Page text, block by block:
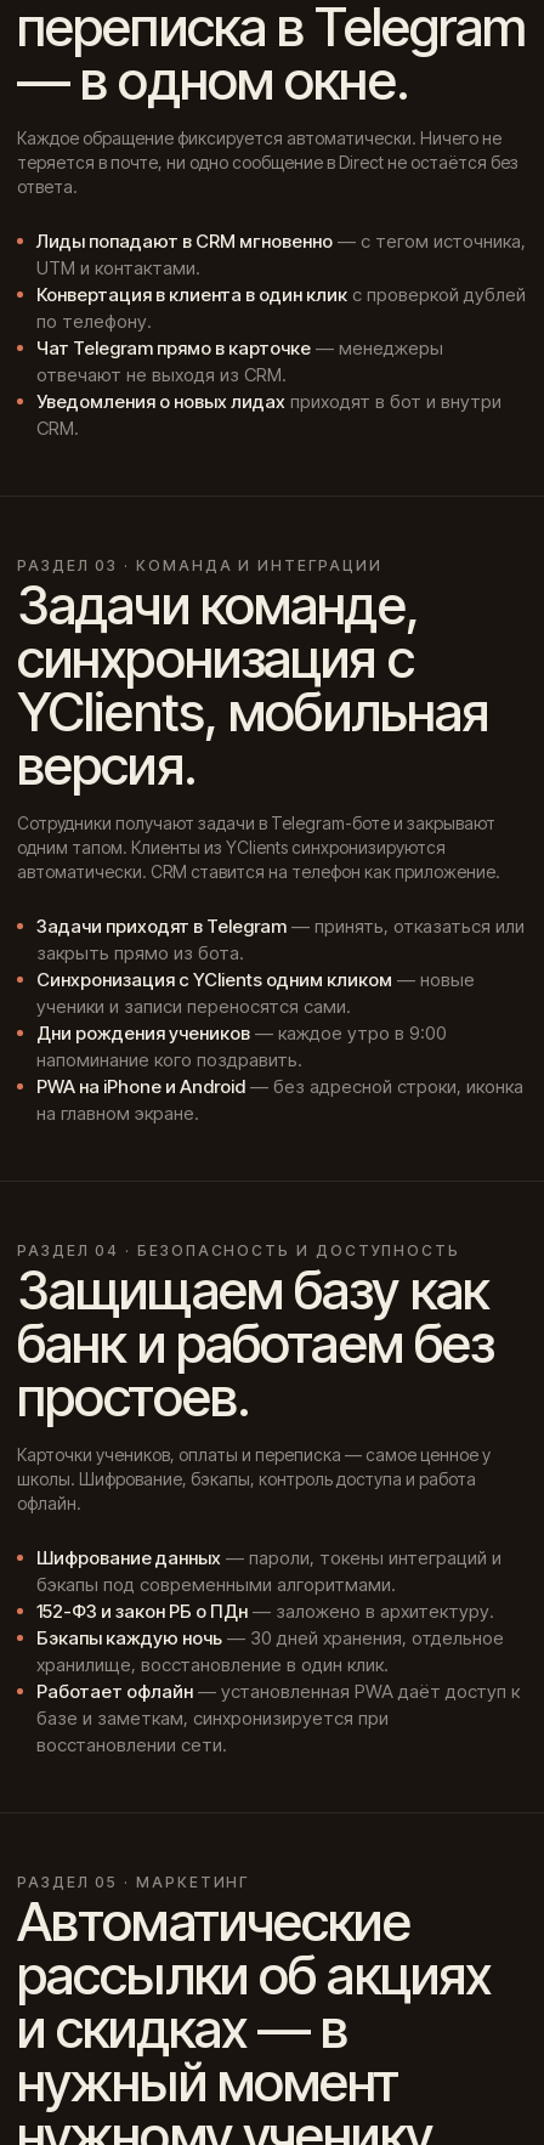
переписка в Telegram
— в одном окне.
Каждое обращение фиксируется автоматически. Ничего не
теряется в почте, ни одно сообщение в Direct не остаётся без
ответа.
Лиды попадают в CRM мгновенно — с тегом источника,
UTM и контактами.
Конвертация в клиента в один клик с проверкой дублей
по телефону.
Чат Telegram прямо в карточке — менеджеры
отвечают не выходя из CRM.
Уведомления о новых лидах приходят в бот и внутри
CRM.
РАЗДЕЛ 03 · КОМАНДА И ИНТЕГРАЦИИ
Задачи команде,
синхронизация с
YClients, мобильная
версия.
Сотрудники получают задачи в Telegram-боте и закрывают
одним тапом. Клиенты из YClients синхронизируются
автоматически. CRM ставится на телефон как приложение.
Задачи приходят в Telegram — принять, отказаться или
закрыть прямо из бота.
Синхронизация с YClients одним кликом — новые
ученики и записи переносятся сами.
Дни рождения учеников — каждое утро в 9:00
напоминание кого поздравить.
PWA на iPhone и Android — без адресной строки, иконка
на главном экране.
РАЗДЕЛ 04 · БЕЗОПАСНОСТЬ И ДОСТУПНОСТЬ
Защищаем базу как
банк и работаем без
простоев.
Карточки учеников, оплаты и переписка — самое ценное у
школы. Шифрование, бэкапы, контроль доступа и работа
офлайн.
Шифрование данных — пароли, токены интеграций и
бэкапы под современными алгоритмами.
152-ФЗ и закон РБ о ПДн — заложено в архитектуру.
Бэкапы каждую ночь — 30 дней хранения, отдельное
хранилище, восстановление в один клик.
Работает офлайн — установленная PWA даёт доступ к
базе и заметкам, синхронизируется при
восстановлении сети.
РАЗДЕЛ 05 · МАРКЕТИНГ
Автоматические
рассылки об акциях
и скидках — в
нужный момент